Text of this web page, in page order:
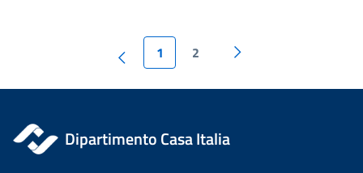
1 2
Dipartimento Casa Italia